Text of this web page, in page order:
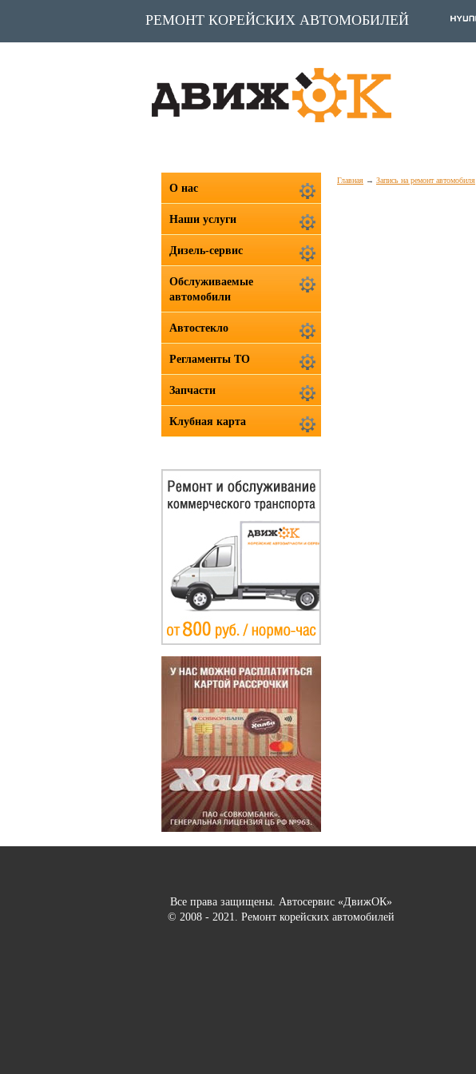
РЕМОНТ КОРЕЙСКИХ АВТОМОБИЛЕЙ
Главная Запись на ремонт автомобиля
О нас
Наши услуги
Дизель-сервис
Обслуживаемые
автомобили
Автостекло
Регламенты ТО
Запчасти
Клубная карта
Все права защищены. Автосервис «ДвижОК»
© 2008 - 2021. Ремонт корейских автомобилей